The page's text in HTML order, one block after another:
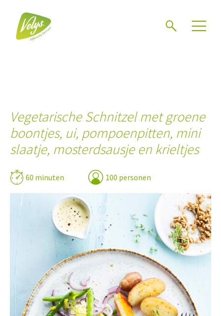
Vegetarische Schnitzel met groene
boontjes, ui, pompoenpitten, mini
slaatje, mosterdsausje en krieltjes
60 minuten 100 personen